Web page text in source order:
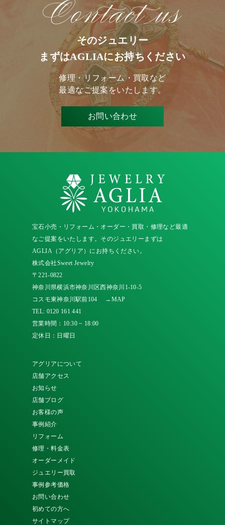
そのジュエリー
まずはAGLIAにお持ちください
修理・リフォーム・買取など
最適なご提案をいたします。
お問い合わせ
宝石小売・リフォーム・オーダー・買取・修理など最適
なご提案をいたします。そのジュエリーまずは
AGLIA（アグリア）にお持ちください。
株式会社Sweet Jewelry
〒221-0822
神奈川県横浜市神奈川区西神奈川1-10-5
コスモ東神奈川駅前104
→MAP
TEL: 0120 161 441
営業時間：10:30 ~ 18:00
定休日：日曜日
アグリアについて
店舗アクセス
お知らせ
店舗ブログ
お客様の声
事例紹介
リフォーム
修理・料金表
オーダーメイド
ジュエリー買取
事例参考価格
お問い合わせ
初めての方へ
サイトマップ